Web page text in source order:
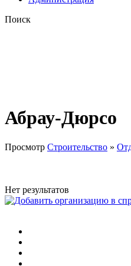
Поиск
Абрау-Дюрсо
Просмотр Строительство »
Нет результатов